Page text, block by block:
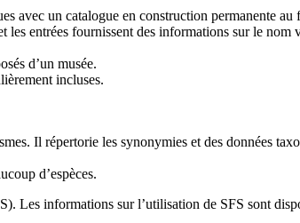
avec un catalogue en construction permanente au
les entrées fournissent des informations sur le
d’un musée.
incluses.
Il répertorie les synonymies et des données
d’espèces.
Les informations sur l’utilisation de SFS sont